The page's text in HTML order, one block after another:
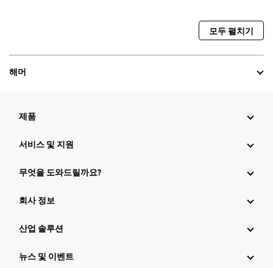
모두 펼치기
해머
제품
서비스 및 지원
무엇을 도와드릴까요?
회사 정보
산업 솔루션
뉴스 및 이벤트